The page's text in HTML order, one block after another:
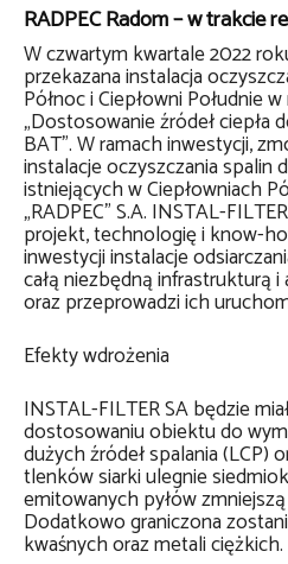
RADPEC Radom – w trakcie
W czwartym kwartale 2022
przekazana instalacja
Północ i Ciepłowni Południe
„Dostosowanie źródeł ciepła
BAT”. W ramach inwestycji,
instalacje oczyszczania spalin
istniejących w Ciepłowniach
„RADPEC” S.A. INSTAL-
projekt, technologię i know-
inwestycji instalacje
całą niezbędną infrastrukturą
oraz przeprowadzi ich
Efekty wdrożenia
INSTAL-FILTER SA będzie
dostosowaniu obiektu do
dużych źródeł spalania (LCP)
tlenków siarki ulegnie
emitowanych pyłów
Dodatkowo graniczona
kwaśnych oraz metali ciężkich.